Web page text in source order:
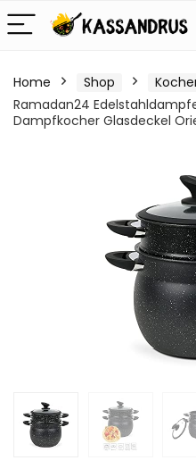
Home Shop
Ramadan24
Dampfkocher Glasdeckel